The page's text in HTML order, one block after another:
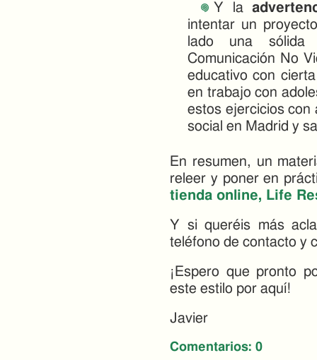
Y la
intentar un
lado una sólida
Comunicación No
educativo con
en trabajo con
estos ejercicios con
social en Madrid y
En resumen, un
releer y poner en
tienda online, Life
Y si queréis más
teléfono de contacto y
¡Espero que pronto
este estilo por aquí!
Javier
Comentarios: 0